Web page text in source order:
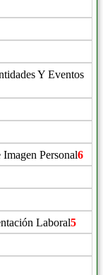
Y Eventos
Personal6
Laboral5